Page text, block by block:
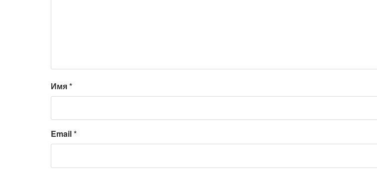
Имя*
Email*